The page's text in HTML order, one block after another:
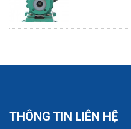
Máy bơm hóa chất
THÔNG TIN LIÊN HỆ